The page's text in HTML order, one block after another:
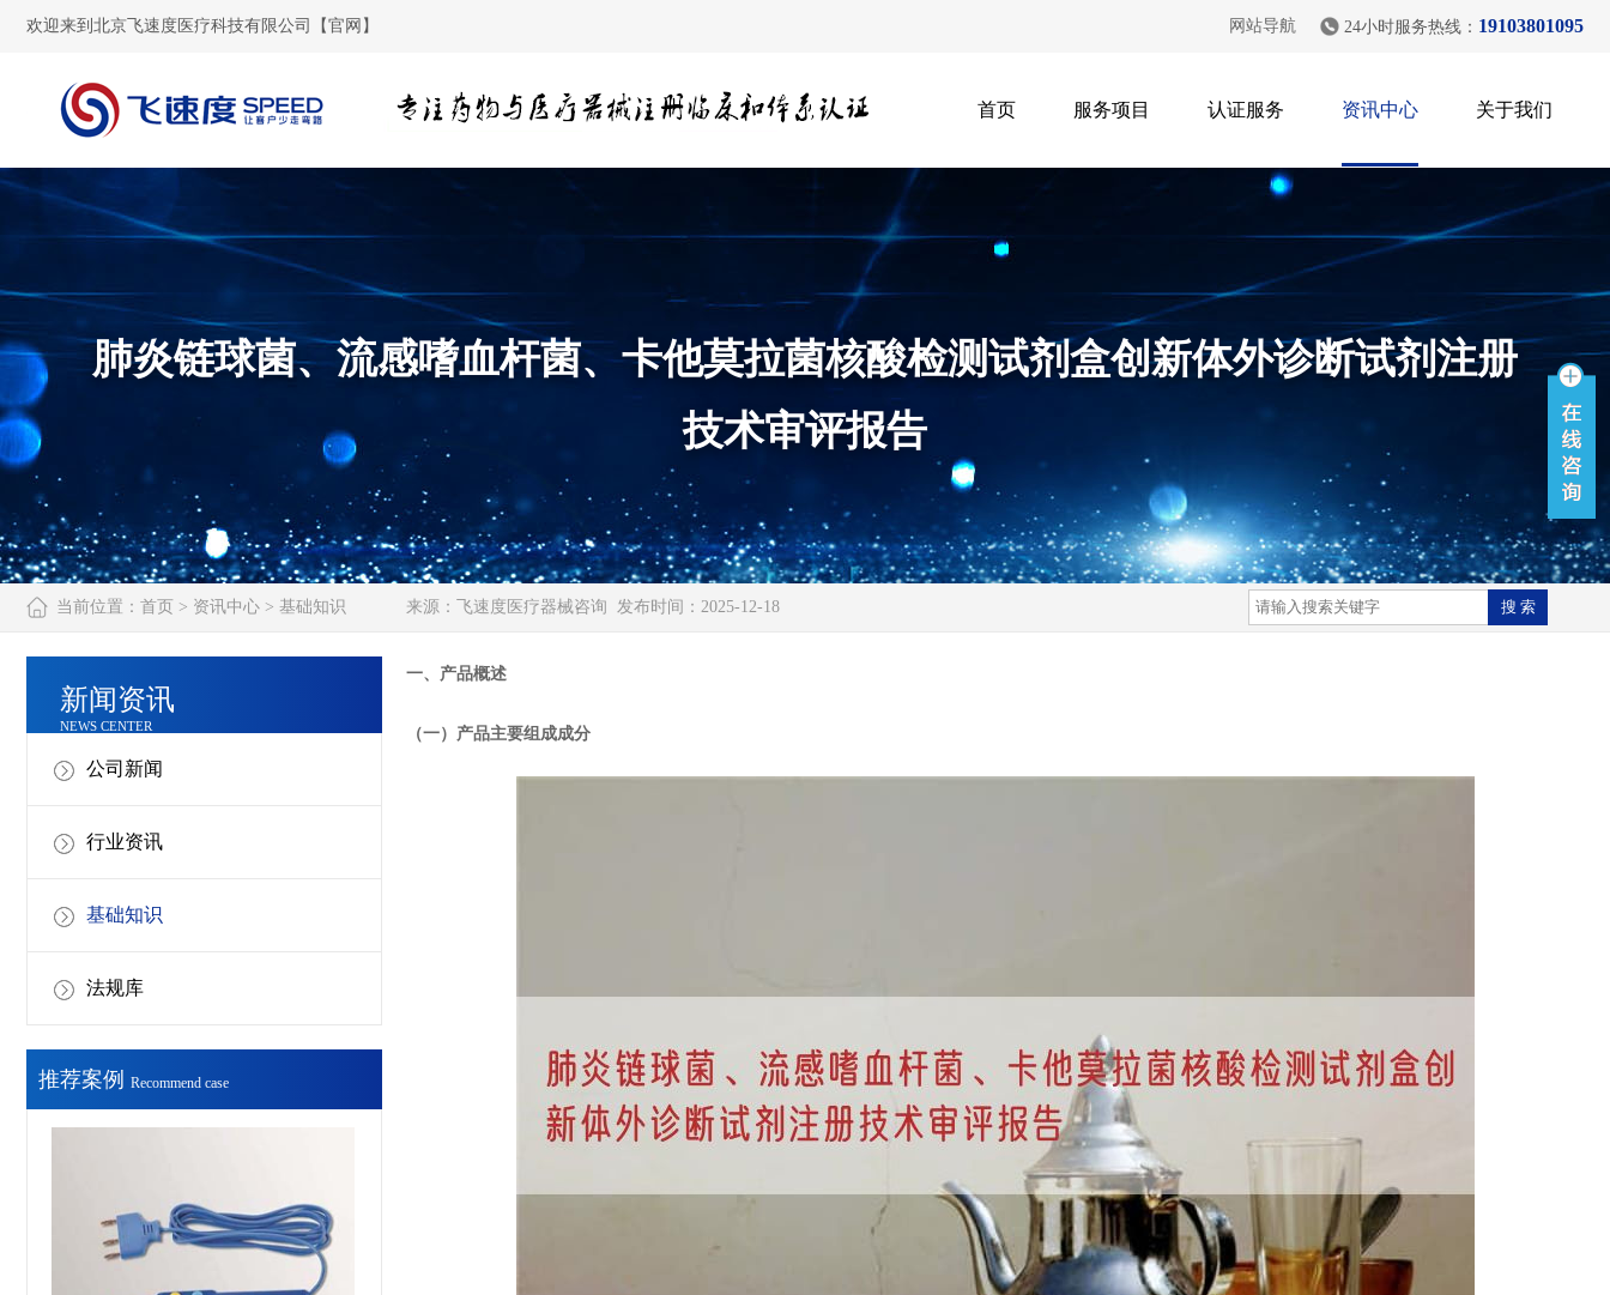
网站导航 24小时服务热线： 19103801095
欢迎来到北京飞速度医疗科技有限公司【官网】
首页 服务项目 认证服务 资讯中心 关于我们
肺炎链球菌、流感嗜血杆菌、卡他莫拉菌核酸检测试剂盒创新体外诊断试剂注册
技术审评报告
当前位置： 首页 > 资讯中心 > 基础知识 来源： 飞速度医疗器械咨询 发布时间：2025-12-18
新闻资讯
NEWS CENTER
公司新闻
行业资讯
基础知识
法规库
推荐案例 Recommend case
一、产品概述
（一）产品主要组成成分